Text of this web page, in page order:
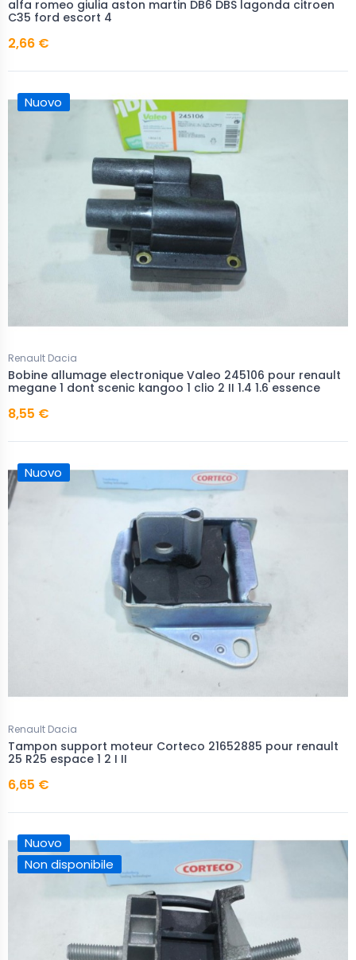
alfa romeo giulia aston martin DB6 DBS lagonda citroen
C35 ford escort 4
2,66 €
Nuovo
Renault Dacia
Bobine allumage electronique Valeo 245106 pour renault
megane 1 dont scenic kangoo 1 clio 2 II 1.4 1.6 essence
8,55 €
Nuovo
Renault Dacia
Tampon support moteur Corteco 21652885 pour renault
25 R25 espace 1 2 I II
6,65 €
Nuovo
Non disponibile